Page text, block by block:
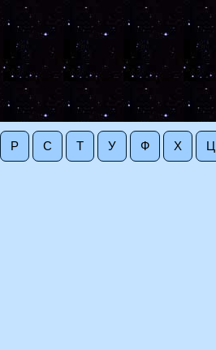
Р С Т У Ф Х Ц